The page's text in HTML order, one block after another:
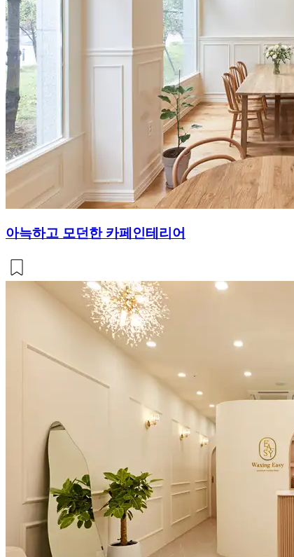
아늑하고 모던한 카페인테리어